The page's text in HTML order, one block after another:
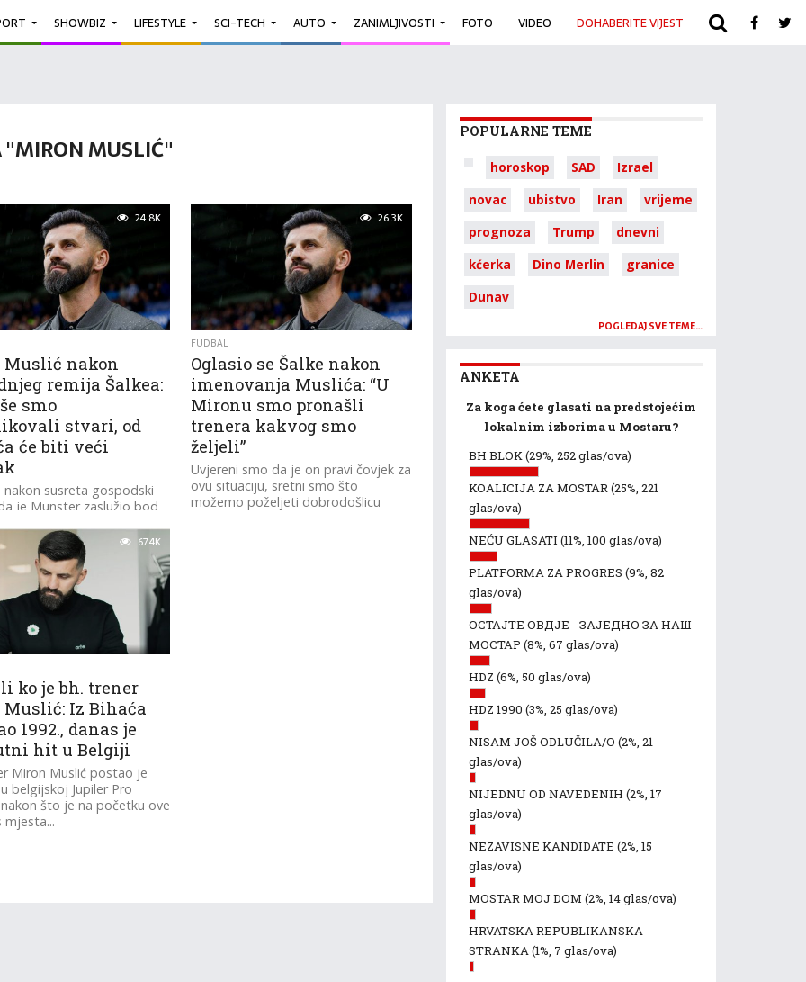
SHOWBIZ LIFESTYLE SCI-TECH AUTO ZANIMLJIVOSTI FOTO VIDEO DOHABERITE VIJEST ARHIVA
"MIRON MUSLIĆ"
24.8K
nakon
remija Šalkea:
smo
stvari, od
će biti veći
nakon susreta gospodski
je Munster zaslužio bod
26.3K
FUDBAL
Oglasio se Šalke nakon
imenovanja Muslića: “U
Mironu smo pronašli
trenera kakvog smo
željeli”
Uvjereni smo da je on pravi čovjek za
ovu situaciju, sretni smo što
možemo poželjeti dobrodošlicu
67.4K
ko je bh. trener
Iz Bihaća
1992., danas je
hit u Belgiji
Miron Muslić postao je
belgijskoj Jupiler Pro
što je na početku ove
mjesta...
POPULARNE TEME
horoskop SAD
Izrael
novac
ubistvo Iran
vrijeme
prognoza
Trump
dnevni
kćerka
Dino Merlin
granice
Dunav
POGLEDAJ SVE TEME…
ANKETA
Za koga ćete glasati na predstojećim
lokalnim izborima u Mostaru?
BH BLOK(29%, 252 glas/ova)
KOALICIJA ZA MOSTAR(25%, 221
glas/ova)
NEĆU GLASATI (11%, 100 glas/ova)
PLATFORMA ZA PROGRES (9%, 82
glas/ova)
ОСТАЈТЕ ОВДЈЕ - ЗАЈЕДНО ЗА НАШ
МОСТАР (8%, 67 glas/ova)
HDZ (6%, 50 glas/ova)
HDZ 1990 (3%, 25 glas/ova)
NISAM JOŠ ODLUČILA/O (2%, 21
glas/ova)
NIJEDNU OD NAVEDENIH (2%, 17
glas/ova)
NEZAVISNE KANDIDATE (2%, 15
glas/ova)
MOSTAR MOJ DOM (2%, 14 glas/ova)
HRVATSKA REPUBLIKANSKA
STRANKA(1%, 7 glas/ova)